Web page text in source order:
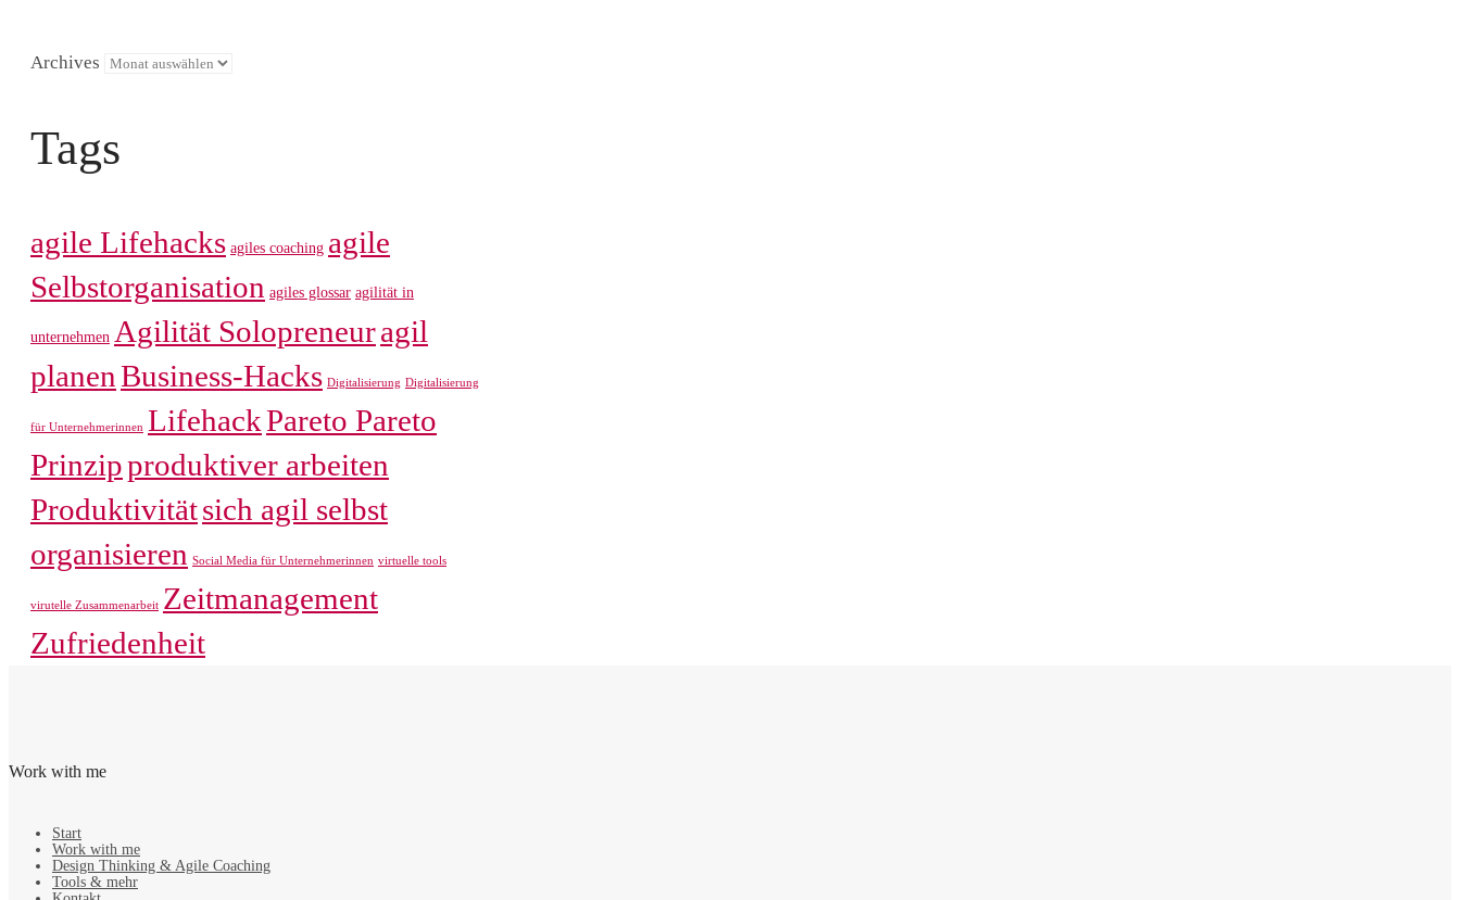
Archives
Tags
agile Lifehacks agiles coaching agile
Selbstorganisation agiles glossar agilität in
unternehmen Agilität Solopreneuragil
planenBusiness-Hacks Digitalisierung Digitalisierung
für Unternehmerinnen LifehackPareto Pareto
Prinzipproduktiver arbeiten
Produktivitätsich agil selbst
organisieren Social Media für Unternehmerinnen virtuelle tools
virutelle Zusammenarbeit Zeitmanagement
Zufriedenheit
Work with me
Start
Work with me
Design Thinking & Agile Coaching
Tools & mehr